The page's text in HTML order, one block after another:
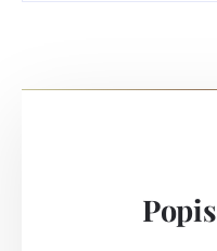
Popis